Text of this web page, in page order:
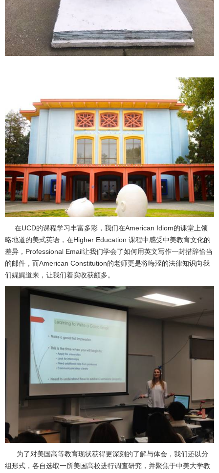
在UCD的课程学习丰富多彩，我们在American Idiom的课堂上领
略地道的美式英语，在Higher Education 课程中感受中美教育文化的
差异，Professional Email让我们学会了如何用英文写作一封措辞恰当
的邮件，而American Constitution的老师更是将晦涩的法律知识向我
们娓娓道来，让我们着实收获颇多。
为了对美国高等教育现状获得更深刻的了解与体会，我们还以分
组形式，各自选取一所美国高校进行调查研究，并聚焦于中美大学教